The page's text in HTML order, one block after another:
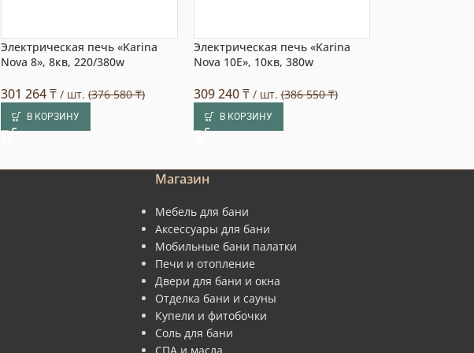
Электрическая печь «Karina
Nova 8», 8кв, 220/380w
301 264₸ / шт.(376 580 ₸)
В КОРЗИНУ
Электрическая печь «Karina
Nova 10E», 10кв, 380w
309 240₸/ шт.(386 550 ₸)
В КОРЗИНУ
Магазин
Мебель для бани
Аксессуары для бани
Мобильные бани палатки
Печи и отопление
Двери для бани и окна
Отделка бани и сауны
Купели и фитобочки
Соль для бани